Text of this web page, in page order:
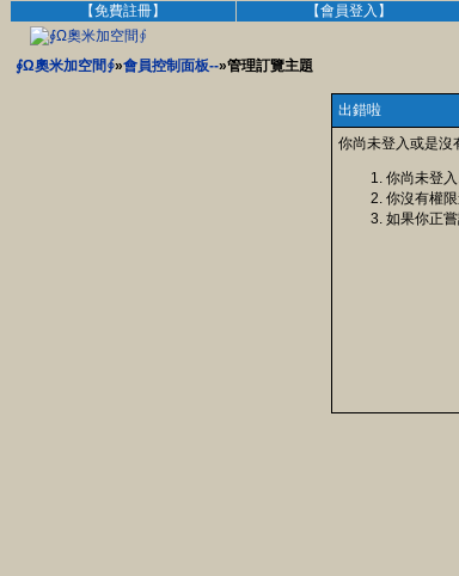
【免費註冊】 【會員登入】
∮Ω奧米加空間∮»會員控制面板--»管理訂覽主題
出錯啦
你尚未登入或是沒
你尚未登
你沒有權
如果你正